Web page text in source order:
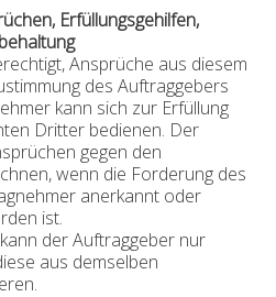
Erfüllungsgehilfen,
Ansprüche aus diesem
des Auftraggebers
kann sich zur Erfüllung
Dritter bedienen. Der
gegen den
wenn die Forderung des
anerkannt oder
ist.
der Auftraggeber nur
aus demselben